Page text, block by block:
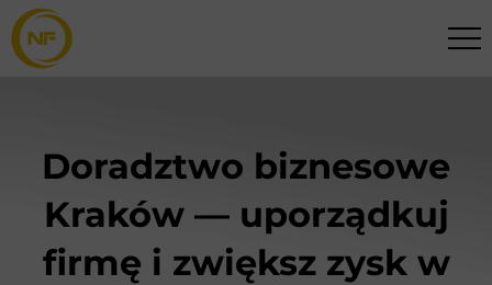
Doradztwo biznesowe
Kraków — uporządkuj
firmę i zwiększ zysk w